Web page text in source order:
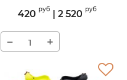
2520-S
420 руб| 2 520 руб
− +